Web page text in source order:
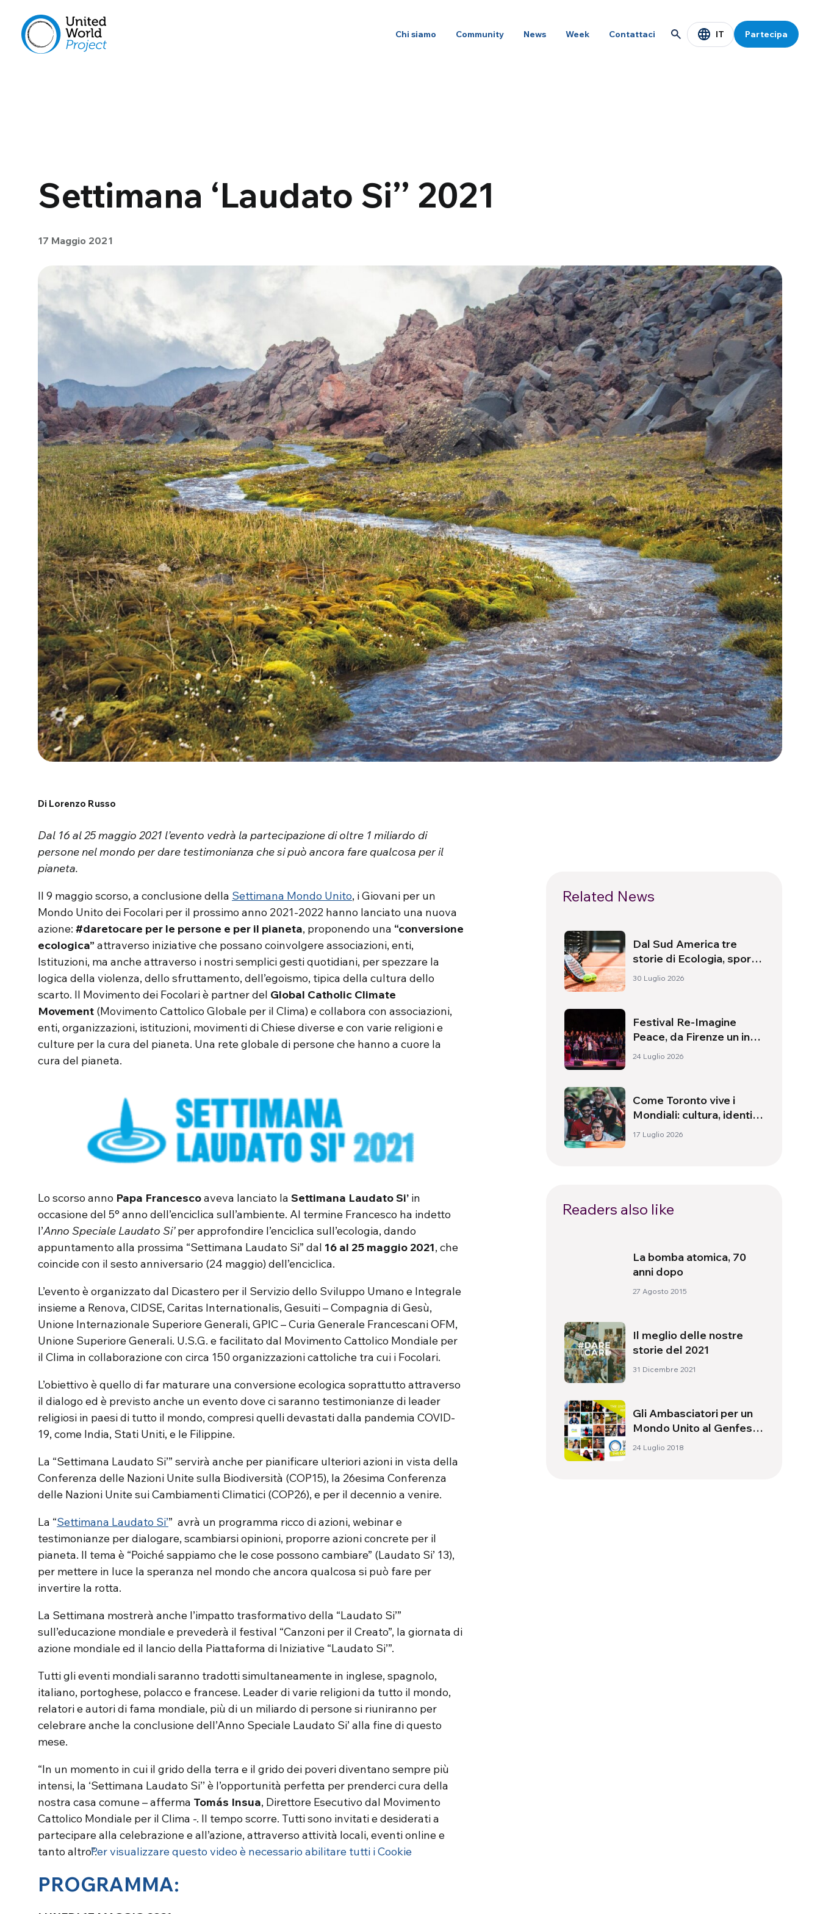
Chi siamo Community News Week Contattaci IT Partecipa
Settimana ‘Laudato Si’’ 2021
17 Maggio 2021
Di Lorenzo Russo
Dal 16 al 25 maggio 2021 l’evento vedrà la partecipazione di oltre 1 miliardo di
persone nel mondo per dare testimonianza che si può ancora fare qualcosa per il
pianeta.
Il 9 maggio scorso, a conclusione della Settimana Mondo Unito, i Giovani per un
Mondo Unito dei Focolari per il prossimo anno 2021-2022 hanno lanciato una nuova
azione: #daretocare per le persone e per il pianeta, proponendo una “conversione
ecologica” attraverso iniziative che possano coinvolgere associazioni, enti,
Istituzioni, ma anche attraverso i nostri semplici gesti quotidiani, per spezzare la
logica della violenza, dello sfruttamento, dell’egoismo, tipica della cultura dello
scarto. Il Movimento dei Focolari è partner del Global Catholic Climate
Movement (Movimento Cattolico Globale per il Clima) e collabora con associazioni,
enti, organizzazioni, istituzioni, movimenti di Chiese diverse e con varie religioni e
culture per la cura del pianeta. Una rete globale di persone che hanno a cuore la
cura del pianeta.
Lo scorso anno Papa Francescoaveva lanciato la Settimana Laudato Si’ in
occasione del 5° anno dell’enciclica sull’ambiente. Al termine Francesco ha indetto
l’Anno Speciale Laudato Si’per approfondire l’enciclica sull’ecologia, dando
appuntamento alla prossima “Settimana Laudato Si” dal 16 al 25 maggio 2021, che
coincide con il sesto anniversario (24 maggio) dell’enciclica.
L’evento è organizzato dal Dicastero per il Servizio dello Sviluppo Umano e Integrale
insieme a Renova, CIDSE, Caritas Internationalis, Gesuiti – Compagnia di Gesù,
Unione Internazionale Superiore Generali, GPIC – Curia Generale Francescani OFM,
Unione Superiore Generali. U.S.G. e facilitato dal Movimento Cattolico Mondiale per
il Clima in collaborazione con circa 150 organizzazioni cattoliche tra cui i Focolari.
L’obiettivo è quello di far maturare una conversione ecologica soprattutto attraverso
il dialogo ed è previsto anche un evento dove ci saranno testimonianze di leader
religiosi in paesi di tutto il mondo, compresi quelli devastati dalla pandemia COVID-
19, come India, Stati Uniti, e le Filippine.
La “Settimana Laudato Si’” servirà anche per pianificare ulteriori azioni in vista della
Conferenza delle Nazioni Unite sulla Biodiversità (COP15), la 26esima Conferenza
delle Nazioni Unite sui Cambiamenti Climatici (COP26), e per il decennio a venire.
La “Settimana Laudato Si’” avrà un programma ricco di azioni, webinar e
testimonianze per dialogare, scambiarsi opinioni, proporre azioni concrete per il
pianeta. Il tema è “Poiché sappiamo che le cose possono cambiare” (Laudato Si’ 13),
per mettere in luce la speranza nel mondo che ancora qualcosa si può fare per
invertire la rotta.
La Settimana mostrerà anche l’impatto trasformativo della “Laudato Si’”
sull’educazione mondiale e prevederà il festival “Canzoni per il Creato”, la giornata di
azione mondiale ed il lancio della Piattaforma di Iniziative “Laudato Si’”.
Tutti gli eventi mondiali saranno tradotti simultaneamente in inglese, spagnolo,
italiano, portoghese, polacco e francese. Leader di varie religioni da tutto il mondo,
relatori e autori di fama mondiale, più di un miliardo di persone si riuniranno per
celebrare anche la conclusione dell’Anno Speciale Laudato Si’ alla fine di questo
mese.
“In un momento in cui il grido della terra e il grido dei poveri diventano sempre più
intensi, la ‘Settimana Laudato Si’’ è l’opportunità perfetta per prenderci cura della
nostra casa comune – afferma Tomás Insua, Direttore Esecutivo dal Movimento
Cattolico Mondiale per il Clima -. Il tempo scorre. Tutti sono invitati e desiderati a
partecipare alla celebrazione e all’azione, attraverso attività locali, eventi online e
tanto altro”.Per visualizzare questo video è necessario abilitare tutti i Cookie
PROGRAMMA:
Related News
Dal Sud America tre
storie di Ecologia, sport
e salute
30 Luglio 2026
Festival Re-Imagine
Peace, da Firenze un inno
alla pace
24 Luglio 2026
Come Toronto vive i
Mondiali: cultura, identità
e politica oltre il campo
17 Luglio 2026
Readers also like
La bomba atomica, 70
anni dopo
27 Agosto 2015
Il meglio delle nostre
storie del 2021
31 Dicembre 2021
Gli Ambasciatori per un
Mondo Unito al Genfest
di Manila
24 Luglio 2018